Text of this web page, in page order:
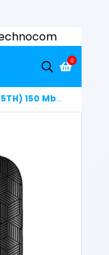
0
MOBILE WI-FI 6 2100 mAh